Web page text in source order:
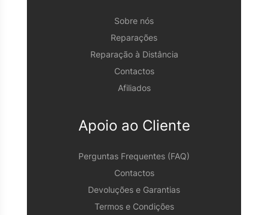
Sobre nós
Reparações
Reparação à Distância
Contactos
Afiliados
Apoio ao Cliente
Perguntas Frequentes (FAQ)
Contactos
Devoluções e Garantias
Termos e Condições